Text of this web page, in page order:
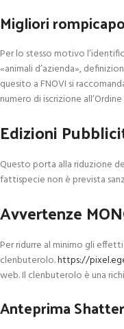
Migliori
Per lo stesso motivo
«animali d’azienda»,
quesito a FNOVI si
numero di iscrizione
Edizioni
Questo porta alla riduzione
fattispecie non è prevista
Avvertenze
Per ridurre al minimo gli
clenbuterolo.https://
web. Il clenbuterolo è una
Anteprima